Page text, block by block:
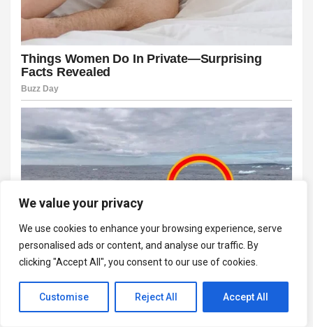
We value your privacy
We use cookies to enhance your browsing experience, serve
personalised ads or content, and analyse our traffic. By
clicking "Accept All", you consent to our use of cookies.
Customise Reject All Accept All